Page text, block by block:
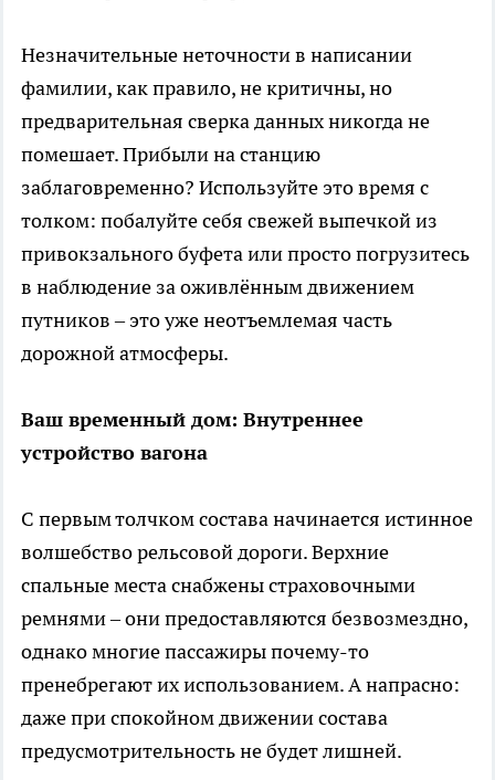
Незначительные неточности в написании
фамилии, как правило, не критичны, но
предварительная сверка данных никогда не
помешает. Прибыли на станцию
заблаговременно? Используйте это время с
толком: побалуйте себя свежей выпечкой из
привокзального буфета или просто погрузитесь
в наблюдение за оживлённым движением
путников – это уже неотъемлемая часть
дорожной атмосферы.
Ваш временный дом: Внутреннее
устройство вагона
С первым толчком состава начинается истинное
волшебство рельсовой дороги. Верхние
спальные места снабжены страховочными
ремнями – они предоставляются безвозмездно,
однако многие пассажиры почему-то
пренебрегают их использованием. А напрасно:
даже при спокойном движении состава
предусмотрительность не будет лишней.